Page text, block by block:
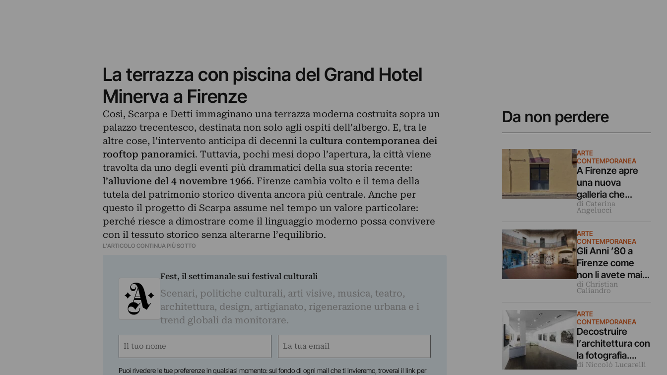
La terrazza con piscina del Grand Hotel
Minerva a Firenze
Così, Scarpa e Detti immaginano una terrazza moderna costruita sopra un
palazzo trecentesco, destinata non solo agli ospiti dell’albergo. E, tra le
altre cose, l’intervento anticipa di decenni la cultura contemporanea dei
rooftop panoramici. Tuttavia, pochi mesi dopo l’apertura, la città viene
travolta da uno degli eventi più drammatici della sua storia recente:
l’alluvione del 4 novembre 1966. Firenze cambia volto e il tema della
tutela del patrimonio storico diventa ancora più centrale. Anche per
questo il progetto di Scarpa assume nel tempo un valore particolare:
perché riesce a dimostrare come il linguaggio moderno possa convivere
con il tessuto storico senza alterarne l’equilibrio.
L'ARTICOLO CONTINUA PIÙ SOTTO
Fest, il settimanale sui festival culturali
Scenari, politiche culturali, arti visive, musica, teatro,
architettura, design, artigianato, rigenerazione urbana e i
trend globali da monitorare.
Nome
Email
Puoi rivedere le tue preferenze in qualsiasi momento: sul fondo di ogni mail che ti invieremo, troverai il link per
Da non perdere
ARTE
CONTEMPORANEA
A Firenze apre
una nuova
galleria che
guarda all’arte
italiana in modo
decentrato
di Caterina
Angelucci
ARTE
CONTEMPORANEA
Gli Anni ’80 a
Firenze come
non li avete mai
visti. Musica,
teatro e moda in
mostra
di Christian
Caliandro
ARTE
CONTEMPORANEA
Decostruire
l’architettura con
la fotografia.
Ulrich Egger è in
di Niccolò Lucarelli